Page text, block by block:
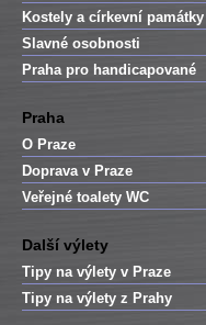
Kostely a církevní památky
Slavné osobnosti
Praha pro handicapované
Praha
O Praze
Doprava v Praze
Veřejné toalety WC
Další výlety
Tipy na výlety v Praze
Tipy na výlety z Prahy